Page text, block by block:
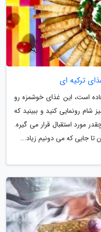
ترکیه ای
است، این غذای خوشمزه رو
شام رونمایی کنید و ببینید که
مورد استقبال قرار می گیره.
جایی که می دونیم زیاد...